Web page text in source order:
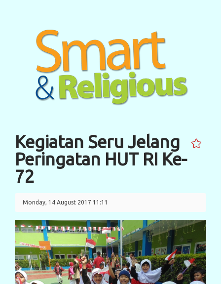
Kegiatan Seru Jelang
Peringatan HUT RI Ke-
72
Monday, 14 August 2017 11:11